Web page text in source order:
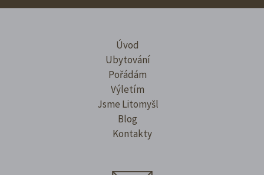
Úvod
Ubytování
Pořádám
Výletím
Jsme Litomyšl
Blog
Kontakty